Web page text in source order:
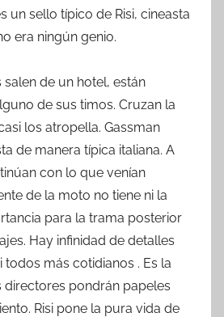
un sello típico de Risi, cineasta
era ningún genio.
de un hotel, están
de sus timos. Cruzan la
los atropella. Gassman
de manera típica italiana. A
con lo que venían
de la moto no tiene ni la
para la trama posterior
Hay infinidad de detalles
todos más cotidianos . Es la
directores pondrán papeles
Risi pone la pura vida de